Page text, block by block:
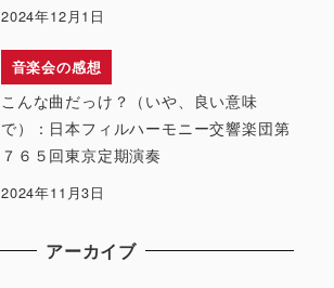
2024年12月1日
音楽会の感想
こんな曲だっけ？（いや、良い意味
で）：日本フィルハーモニー交響楽団第
７６５回東京定期演奏
2024年11月3日
アーカイブ